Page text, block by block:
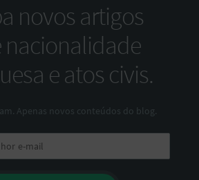
novos artigos
nacionalidade
e atos civis.
Apenas novos conteúdos do blog.